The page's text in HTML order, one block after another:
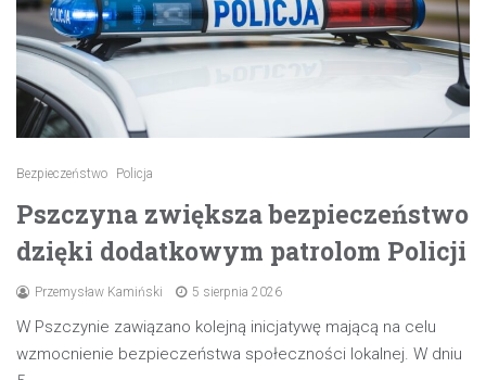
Bezpieczeństwo Policja
Pszczyna zwiększa bezpieczeństwo
dzięki dodatkowym patrolom Policji
Przemysław Kamiński 5 sierpnia 2026
W Pszczynie zawiązano kolejną inicjatywę mającą na celu
wzmocnienie bezpieczeństwa społeczności lokalnej. W dniu